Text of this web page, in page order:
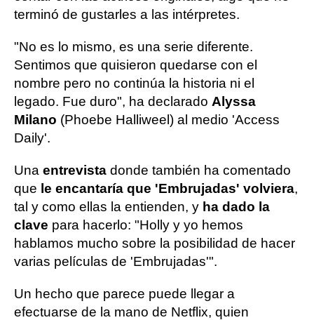
terminó de gustarles a las intérpretes.
"No es lo mismo, es una serie diferente.
Sentimos que quisieron quedarse con el
nombre pero no continúa la historia ni el
legado. Fue duro", ha declarado Alyssa
Milano (Phoebe Halliweel) al medio 'Access
Daily'.
Una entrevista donde también ha comentado
que le encantaría que 'Embrujadas' volviera,
tal y como ellas la entienden, y ha dado la
clave para hacerlo: "Holly y yo hemos
hablamos mucho sobre la posibilidad de hacer
varias películas de 'Embrujadas'".
Un hecho que parece puede llegar a
efectuarse de la mano de Netflix, quien